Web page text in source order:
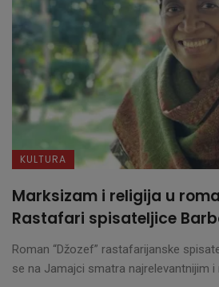
KULTURA
Marksizam i religija u
Rastafari spisateljice
Roman “Džozef” rastafarijanske
se na Jamajci smatra najrelevantnijim i